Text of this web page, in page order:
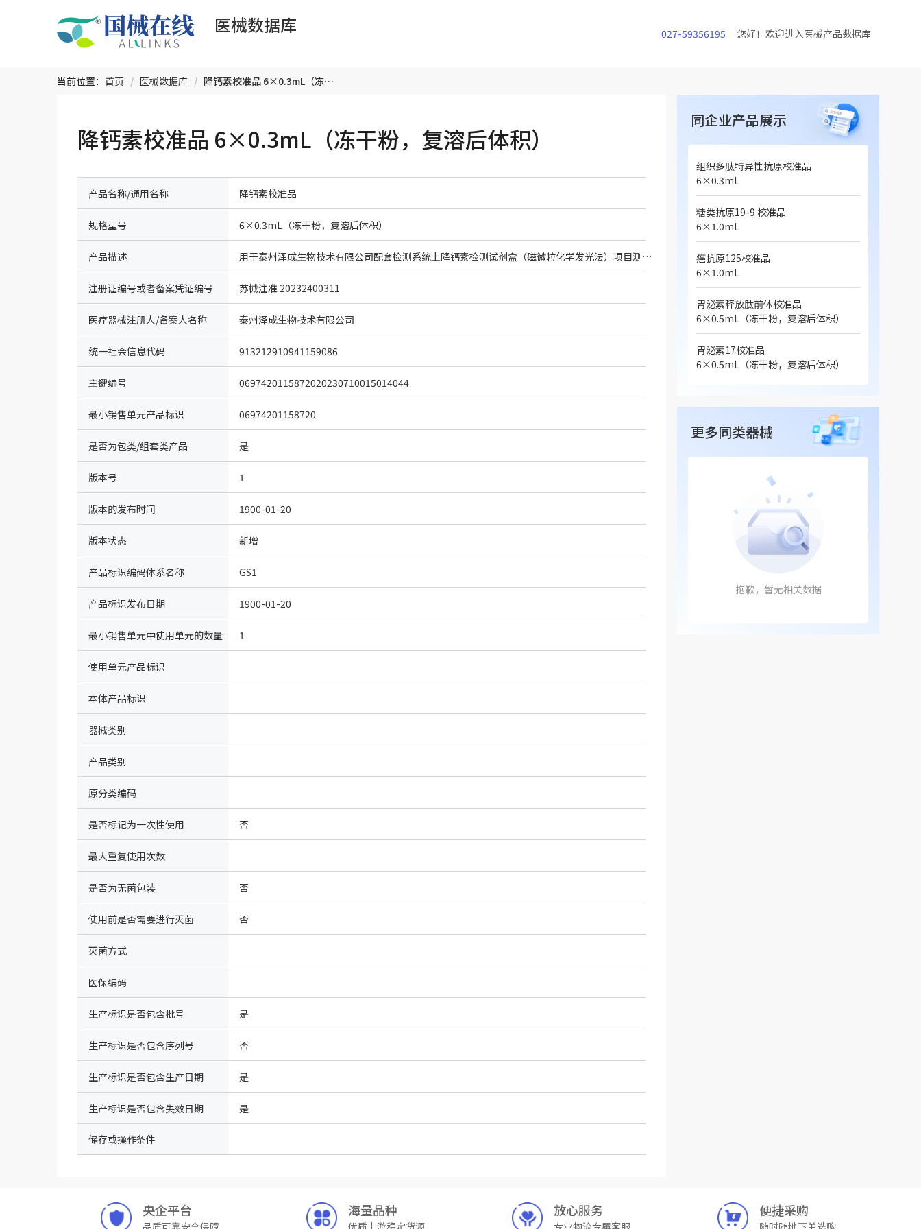
医械数据库 027-59356195 您好！欢迎进入医械产品数据库
当前位置： 首页 / 医械数据库 / 降钙素校准品 6×0.3mL（冻干粉，复溶后体积）
降钙素校准品 6×0.3mL（冻干粉，复溶后体积）
产品名称/通用名称 降钙素校准品
规格型号 6×0.3mL（冻干粉，复溶后体积）
产品描述 用于泰州泽成生物技术有限公司配套检测系统上降钙素检测试剂盒（磁微粒化学发光法）项目测定时的系统校准（二类）
注册证编号或者备案凭证编号 苏械注准 20232400311
医疗器械注册人/备案人名称 泰州泽成生物技术有限公司
统一社会信息代码 913212910941159086
主键编号 0697420115872020230710015014044
最小销售单元产品标识 06974201158720
是否为包类/组套类产品 是
版本号 1
版本的发布时间 1900-01-20
版本状态 新增
产品标识编码体系名称
（IDcode）
GS1
产品标识发布日期 1900-01-20
最小销售单元中使用单元的数量 1
使用单元产品标识
本体产品标识
器械类别
产品类别
原分类编码
是否标记为一次性使用 否
最大重复使用次数
是否为无菌包装 否
使用前是否需要进行灭菌 否
灭菌方式
医保编码
生产标识是否包含批号 是
生产标识是否包含序列号 否
生产标识是否包含生产日期 是
生产标识是否包含失效日期 是
储存或操作条件
同企业产品展示
组织多肽特异性抗原校准品
6×0.3mL
糖类抗原19-9 校准品
6×1.0mL
癌抗原125校准品
6×1.0mL
胃泌素释放肽前体校准品
6×0.5mL（冻干粉，复溶后体积）
胃泌素17校准品
6×0.5mL（冻干粉，复溶后体积）
更多同类器械
抱歉，暂无相关数据
央企平台
品质可靠安全保障
海量品种
优质上游稳定货源
放心服务
专业物流专属客服
便捷采购
随时随地下单选购